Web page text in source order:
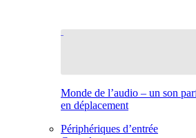
Monde de l’audio – un son
en déplacement
Périphériques d’entrée